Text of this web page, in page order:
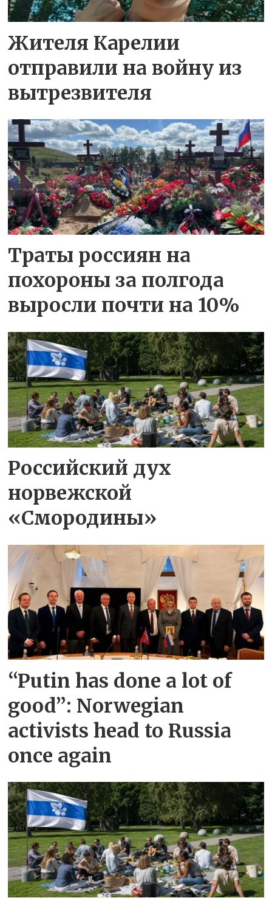
Жителя Карелии
отправили на войну из
вытрезвителя
Траты россиян на
похороны за полгода
выросли почти на 10%
Российский дух
норвежской
«Смородины»
“Putin has done a lot of
good”: Norwegian
activists head to Russia
once again